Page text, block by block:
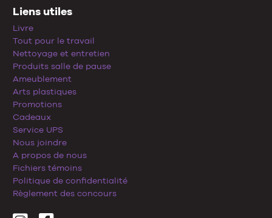
Liens utiles
Livre
Tout pour le travail
Nettoyage et entretien
Produits salle de pause
Ameublement
Arts plastiques
Promotions
Cadeaux
Service UPS
Nous joindre
A propos de nous
Fichiers témoins
Politique de confidentialité
Règlement des concours